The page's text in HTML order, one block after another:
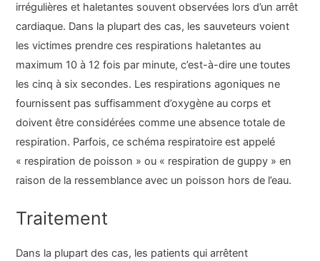
irrégulières et haletantes souvent observées lors d’un arrêt
cardiaque. Dans la plupart des cas, les sauveteurs voient
les victimes prendre ces respirations haletantes au
maximum 10 à 12 fois par minute, c’est-à-dire une toutes
les cinq à six secondes. Les respirations agoniques ne
fournissent pas suffisamment d’oxygène au corps et
doivent être considérées comme une absence totale de
respiration. Parfois, ce schéma respiratoire est appelé
« respiration de poisson » ou « respiration de guppy » en
raison de la ressemblance avec un poisson hors de l’eau.
Traitement
Dans la plupart des cas, les patients qui arrêtent